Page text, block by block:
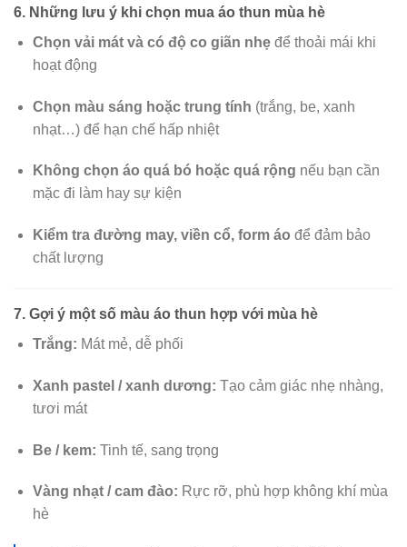
6. Những lưu ý khi chọn mua áo thun mùa hè
Chọn vải mát và có độ co giãn nhẹđể thoải mái khi
hoạt động
Chọn màu sáng hoặc trung tính (trắng, be, xanh
nhạt…) để hạn chế hấp nhiệt
Không chọn áo quá bó hoặc quá rộng nếu bạn cần
mặc đi làm hay sự kiện
Kiểm tra đường may, viền cổ, form áo để đảm bảo
chất lượng
7. Gợi ý một số màu áo thun hợp với mùa hè
Trắng: Mát mẻ, dễ phối
Xanh pastel / xanh dương: Tạo cảm giác nhẹ nhàng,
tươi mát
Be / kem: Tinh tế, sang trọng
Vàng nhạt / cam đào: Rực rỡ, phù hợp không khí mùa
hè